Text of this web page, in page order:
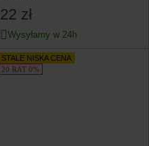
22 zł
Wysyłamy w 24h
STALE NISKA CENA
20 RAT 0%